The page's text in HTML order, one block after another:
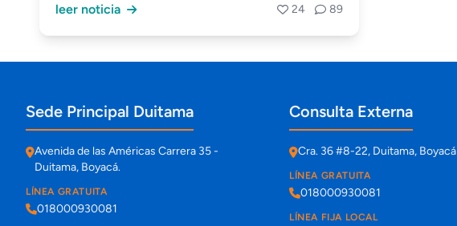
1956ª 31 DE DICIEMBRE DE 2010
</p>
leer noticia 24 89
Información de contacto y sedes
Sede Principal Duitama
Avenida de las Américas Carrera 35 -
Duitama, Boyacá.
LÍNEA GRATUITA
018000930081
Consulta Externa
Cra. 36 #8-22, Duitama, Boyacá
LÍNEA GRATUITA
018000930081
LÍNEA FIJA LOCAL